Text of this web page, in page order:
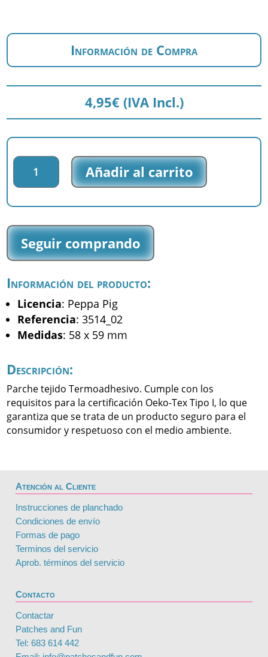
Información de Compra
4,95€ (IVA Incl.)
Parche
tejido
Peppa
Pig
George
(3514_02)
Añadir al carrito
Seguir comprando
Información del producto:
Licencia: Peppa Pig
Referencia: 3514_02
Medidas: 58 x 59 mm
Descripción:
Parche tejido Termoadhesivo. Cumple con los
requisitos para la certificación Oeko-Tex Tipo I, lo que
garantiza que se trata de un producto seguro para el
consumidor y respetuoso con el medio ambiente.
Atención al Cliente
Instrucciones de planchado
Condiciones de envío
Formas de pago
Terminos del servicio
Aprob. términos del servicio
Contacto
Contactar
Patches and Fun
Tel: 683 614 442